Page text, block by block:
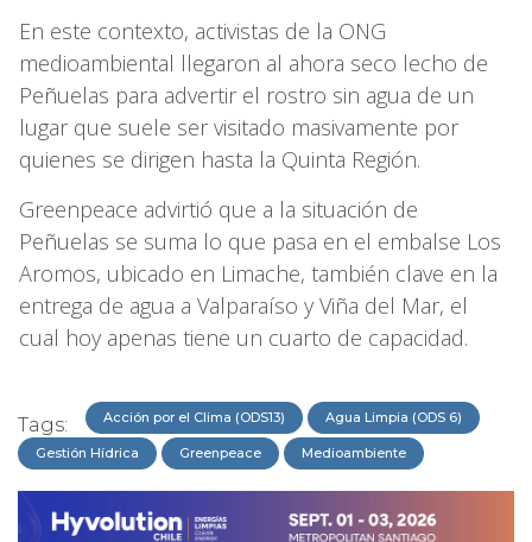
En este contexto, activistas de la ONG
medioambiental llegaron al ahora seco lecho de
Peñuelas para advertir el rostro sin agua de un
lugar que suele ser visitado masivamente por
quienes se dirigen hasta la Quinta Región.
Greenpeace advirtió que a la situación de
Peñuelas se suma lo que pasa en el embalse Los
Aromos, ubicado en Limache, también clave en la
entrega de agua a Valparaíso y Viña del Mar, el
cual hoy apenas tiene un cuarto de capacidad.
Tags: Acción por el Clima (ODS13) Agua Limpia (ODS 6)
Gestión Hídrica Greenpeace Medioambiente